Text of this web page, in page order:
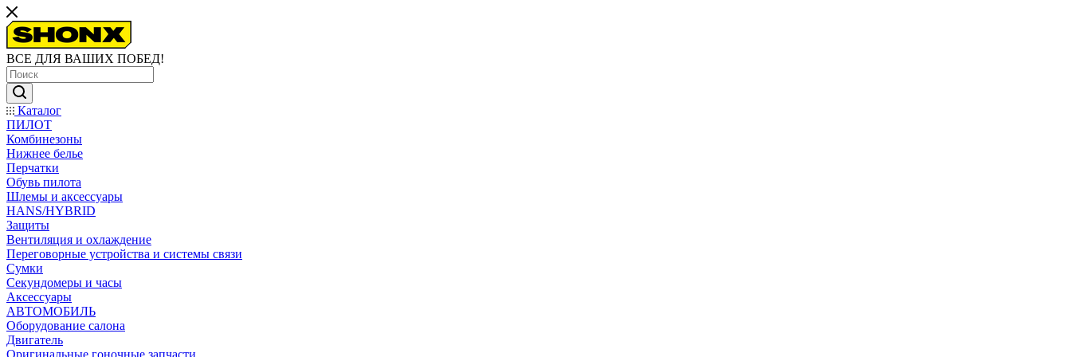
ВСЕ ДЛЯ ВАШИХ ПОБЕД!
Каталог
ПИЛОТ
Комбинезоны
Нижнее белье
Перчатки
Обувь пилота
Шлемы и аксессуары
HANS/HYBRID
Защиты
Вентиляция и охлаждение
Переговорные устройства и системы связи
Сумки
Секундомеры и часы
Аксессуары
АВТОМОБИЛЬ
Оборудование салона
Двигатель
Оригинальные гоночные запчасти